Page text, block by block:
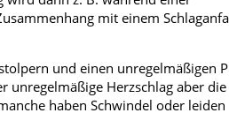
mit einem
und einen unregelmäßigen
unregelmäßige Herzschlag aber die
haben Schwindel oder leiden